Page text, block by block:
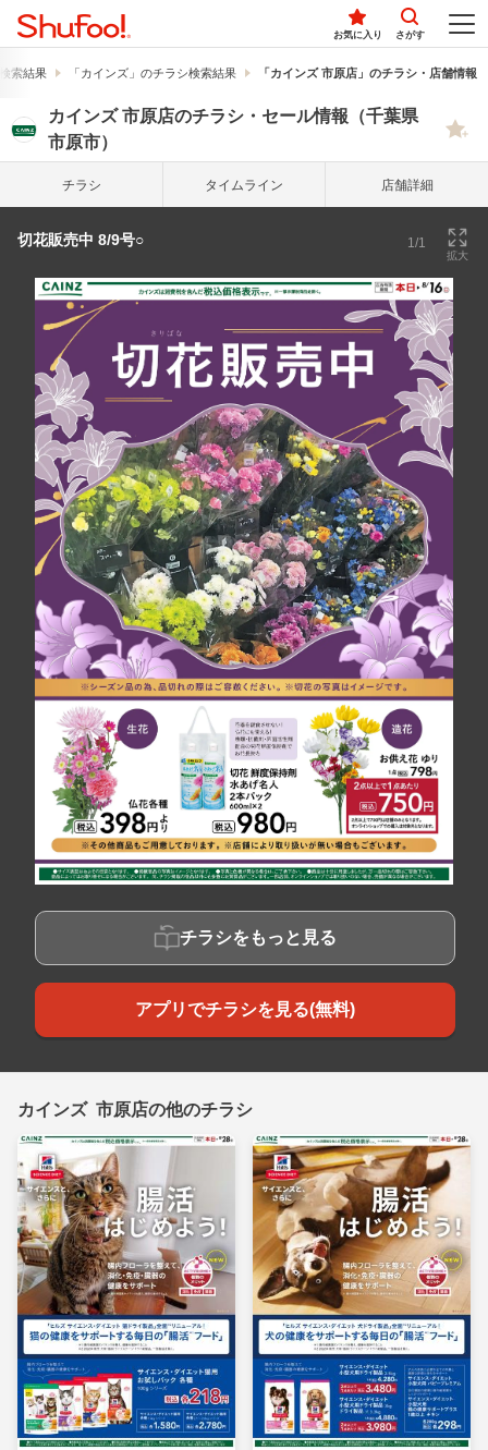
お気に入り さがす
索結果 「カインズ」のチラシ検索結果 「カインズ 市原店」のチラシ・店舗情報
カインズ 市原店のチラシ・セール情報（千葉県
市原市）
チラシ タイム ライン 店舗詳細
切花販売中 8/9号○ 1/1
拡大
チラシをもっと見る
アプリでチラシを見る(無料)
カインズ 市原店の他のチラシ